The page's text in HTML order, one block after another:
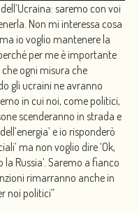
saremo con voi
Non mi interessa cosa
io voglio mantenere la
per me è importante
ogni misura che
gli ucraini ne avranno
in cui noi, come politici,
scenderanno in strada e
e io risponderò
ma non voglio dire ‘Ok,
Russia’. Saremo a fianco
rimarranno anche in
noi politici”